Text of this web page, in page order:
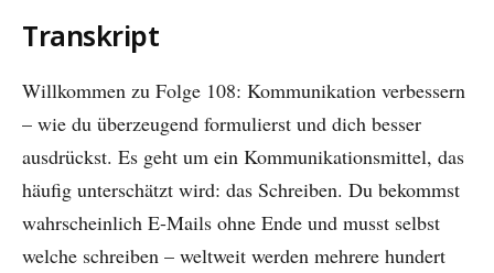
Transkript
Willkommen zu Folge 108: Kommunikation verbessern
– wie du überzeugend formulierst und dich besser
ausdrückst. Es geht um ein Kommunikationsmittel, das
häufig unterschätzt wird: das Schreiben. Du bekommst
wahrscheinlich E-Mails ohne Ende und musst selbst
welche schreiben – weltweit werden mehrere hundert